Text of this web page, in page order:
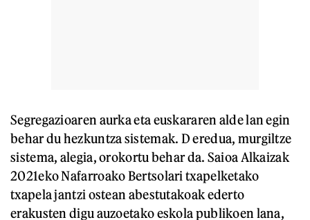
Segregazioaren aurka eta euskararen alde lan egin
behar du hezkuntza sistemak. D eredua, murgiltze
sistema, alegia, orokortu behar da. Saioa Alkaizak
2021eko Nafarroako Bertsolari txapelketako
txapela jantzi ostean abestutakoak ederto
erakusten digu auzoetako eskola publikoen lana,